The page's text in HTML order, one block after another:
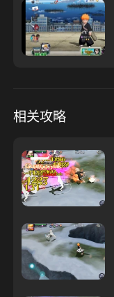
相关攻略